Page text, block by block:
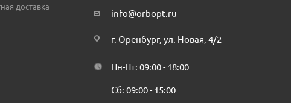
доставка
info@orbopt.ru
г. Оренбург, ул. Новая, 4/2
Пн-Пт: 09:00 - 18:00
Сб: 09:00 - 15:00